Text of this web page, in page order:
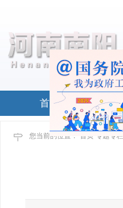
首页
您当前的位置： 首页 专题专栏